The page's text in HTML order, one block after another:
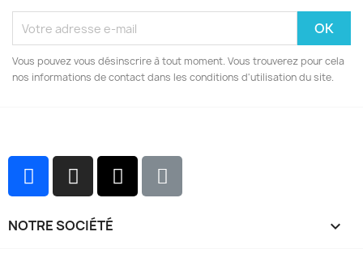
Vous pouvez vous désinscrire à tout moment. Vous trouverez pour cela
nos informations de contact dans les conditions d'utilisation du site.
NOTRE SOCIÉTÉ 